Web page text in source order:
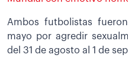
Ambos futbolistas
mayo por agredir
del 31 de agosto al 1 de